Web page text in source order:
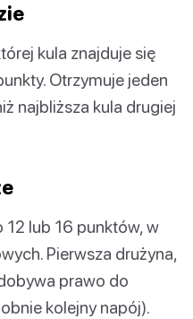
kula znajduje się
Otrzymuje jeden
najbliższa kula drugiej
12 lub 16 punktów, w
Pierwsza drużyna,
prawo do
kolejny napój).